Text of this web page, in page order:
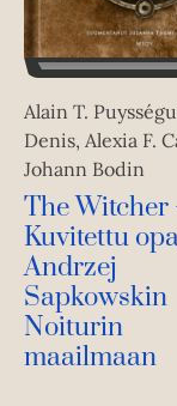
Alain T.
Denis, Alexia F.
Johann Bodin
The Witcher
Kuvitettu
Andrzej
Sapkowskin
Noiturin
maailmaan